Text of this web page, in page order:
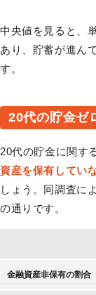
中央値を見ると、
あり、貯蓄が進ん
す。
20代の貯金ゼ
20代の貯金に関す
資産を保有してい
しょう。同調査に
の通りです。
金融資産非保有の割合